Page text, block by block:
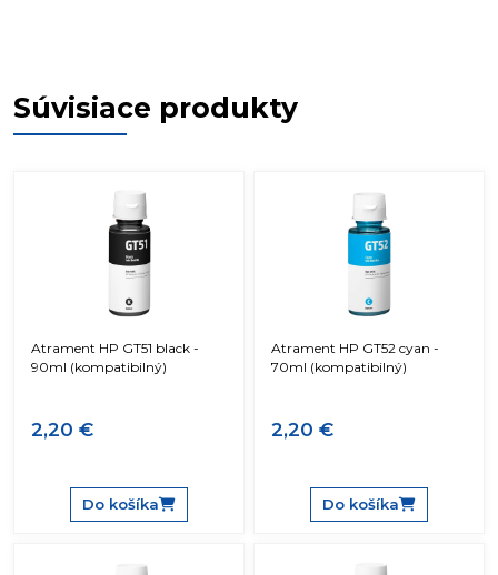
Súvisiace produkty
Atrament HP GT51 black -
90ml (kompatibilný)
2,20 €
Do košíka
Atrament HP GT52 cyan -
70ml (kompatibilný)
2,20 €
Do košíka